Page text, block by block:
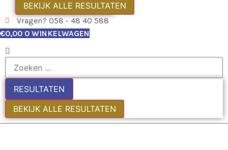
BEKIJK ALLE RESULTATEN
Vragen? 058 - 48 40 588
€0,00 0 WINKELWAGEN
RESULTATEN
BEKIJK ALLE RESULTATEN